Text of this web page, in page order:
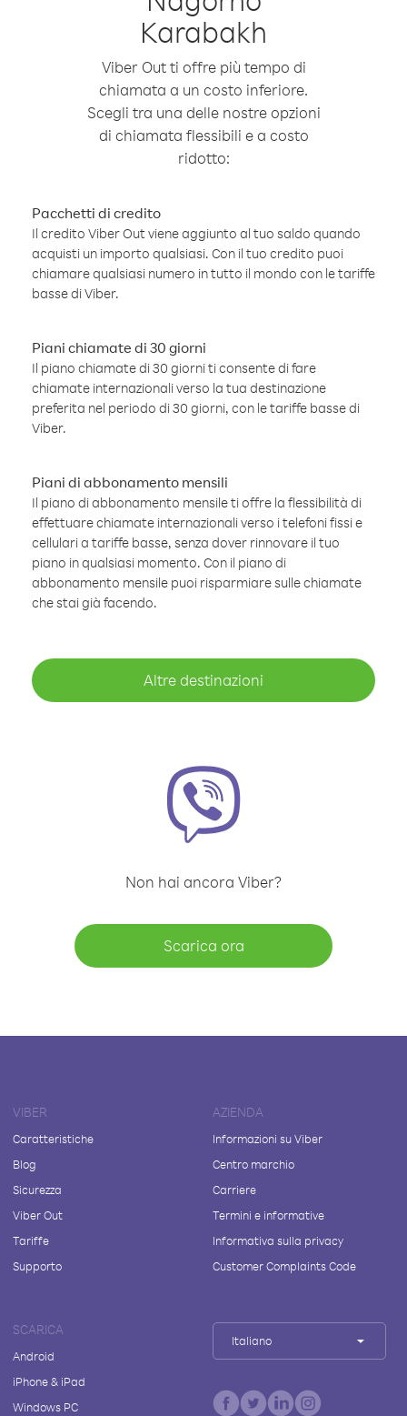
Karabakh
Viber Out ti offre più tempo di
chiamata a un costo inferiore.
Scegli tra una delle nostre opzioni
di chiamata flessibili e a costo
ridotto:
Pacchetti di credito
Il credito Viber Out viene aggiunto al tuo saldo quando
acquisti un importo qualsiasi. Con il tuo credito puoi
chiamare qualsiasi numero in tutto il mondo con le tariffe
basse di Viber.
Piani chiamate di 30 giorni
Il piano chiamate di 30 giorni ti consente di fare
chiamate internazionali verso la tua destinazione
preferita nel periodo di 30 giorni, con le tariffe basse di
Viber.
Piani di abbonamento mensili
Il piano di abbonamento mensile ti offre la flessibilità di
effettuare chiamate internazionali verso i telefoni fissi e
cellulari a tariffe basse, senza dover rinnovare il tuo
piano in qualsiasi momento. Con il piano di
abbonamento mensile puoi risparmiare sulle chiamate
che stai già facendo.
Altre destinazioni
Non hai ancora Viber?
Scarica ora
VIBER
Caratteristiche
Blog
Sicurezza
Viber Out
Tariffe
Supporto
AZIENDA
Informazioni su Viber
Centro marchio
Carriere
Termini e informative
Informativa sulla privacy
Customer Complaints Code
SCARICA
Android
iPhone & iPad
Windows PC
Italiano